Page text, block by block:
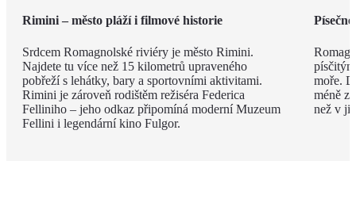
Rimini – město pláží i filmové historie
Srdcem Romagnolské riviéry je město Rimini.
Najdete tu více než 15 kilometrů upraveného
pobřeží s lehátky, bary a sportovními aktivitami.
Rimini je zároveň rodištěm režiséra Federica
Felliniho – jeho odkaz připomíná moderní Muzeum
Fellini i legendární kino Fulgor.
moře.
méně
než v